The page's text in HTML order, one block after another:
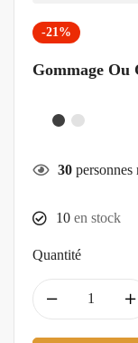
-21%
Gommage Ou
30 personnes
10 en stock
Quantité